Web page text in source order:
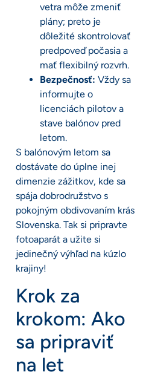
vetra môže zmeniť
plány; preto je
dôležité skontrolovať
predpoveď počasia a
mať flexibilný rozvrh.
Bezpečnosť: Vždy sa
informujte o
licenciách pilotov a
stave balónov pred
letom.
S balónovým letom sa
dostávate do úplne inej
dimenzie zážitkov, kde sa
spája dobrodružstvo s
pokojným obdivovaním krás
Slovenska. Tak si pripravte
fotoaparát a užite si
jedinečný výhľad na kúzlo
krajiny!
Krok za
krokom: Ako
sa pripraviť
na let